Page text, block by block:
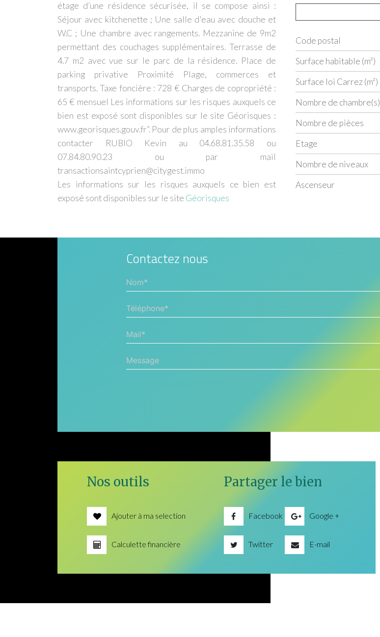
étage d’une résidence sécurisée, il se compose ainsi :
Séjour avec kitchenette ; Une salle d'eau avec douche et
W.C ; Une chambre avec rangements. Mezzanine de 9m2
permettant des couchages supplémentaires. Terrasse de
4.7 m2 avec vue sur le parc de la résidence. Place de
parking privative Proximité Plage, commerces et
transports. Taxe foncière : 728 € Charges de copropriété :
65 € mensuel Les informations sur les risques auxquels ce
bien est exposé sont disponibles sur le site Géorisques :
www.georisques.gouv.fr”. Pour de plus amples informations
contacter RUBIO Kevin au 04.68.81.35.58 ou
07.84.80.90.23 ou par mail
transactionsaintcyprien@citygest.immo
Les informations sur les risques auxquels ce bien est
exposé sont disponibles sur le site Géorisques
Label Value
Code postal
Surface habitable (m²)
Surface loi Carrez (m²)
Nombre de chambre(s)
Nombre de pièces
Etage
Nombre de niveaux
Ascenseur
Contactez nous
Nom*
Téléphone*
Mail*
Message
Nos outils
Ajouter à ma selection
Calculette financière
Partager le bien
Facebook Google +
Twitter E-mail